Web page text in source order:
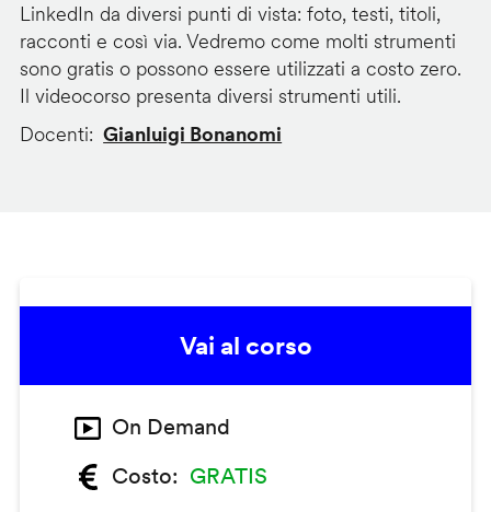
LinkedIn da diversi punti di vista: foto, testi, titoli,
racconti e così via. Vedremo come molti strumenti
sono gratis o possono essere utilizzati a costo zero.
Il videocorso presenta diversi strumenti utili.
Docenti
Gianluigi Bonanomi
Vai al corso
On Demand
Costo
GRATIS